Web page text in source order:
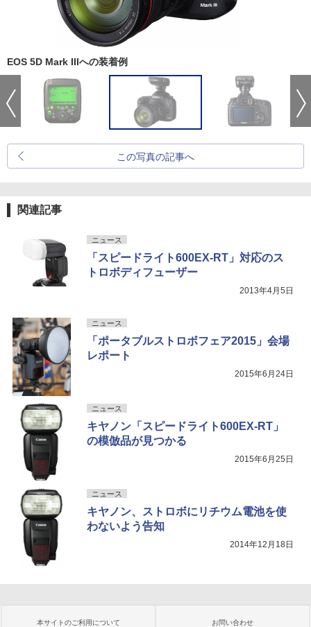
EOS 5D Mark IIIへの装着例
この写真の記事へ
関連記事
ニュース
「スピードライト600EX-RT」対応のス
トロボディフューザー
2013年4月5日
ニュース
「ポータブルストロボフェア2015」会場
レポート
2015年6月24日
ニュース
キヤノン「スピードライト600EX-RT」
の模倣品が見つかる
2015年6月25日
ニュース
キヤノン、ストロボにリチウム電池を使
わないよう告知
2014年12月18日
本サイトのご利用について お問い合わせ